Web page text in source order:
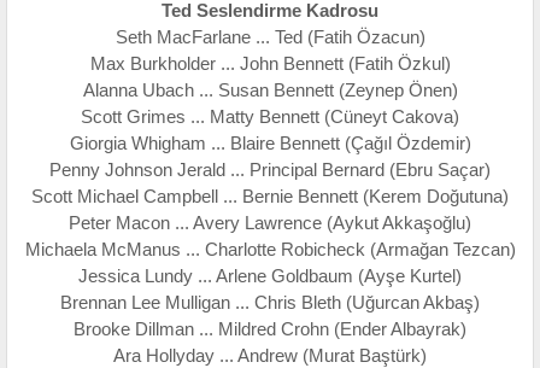
Ted Seslendirme Kadrosu
Seth MacFarlane ... Ted (Fatih Özacun)
Max Burkholder ... John Bennett (Fatih Özkul)
Alanna Ubach ... Susan Bennett (Zeynep Önen)
Scott Grimes ... Matty Bennett (Cüneyt Cakova)
Giorgia Whigham ... Blaire Bennett (Çağıl Özdemir)
Penny Johnson Jerald ... Principal Bernard (Ebru Saçar)
Scott Michael Campbell ... Bernie Bennett (Kerem Doğutuna)
Peter Macon ... Avery Lawrence (Aykut Akkaşoğlu)
Michaela McManus ... Charlotte Robicheck (Armağan Tezcan)
Jessica Lundy ... Arlene Goldbaum (Ayşe Kurtel)
Brennan Lee Mulligan ... Chris Bleth (Uğurcan Akbaş)
Brooke Dillman ... Mildred Crohn (Ender Albayrak)
Ara Hollyday ... Andrew (Murat Baştürk)